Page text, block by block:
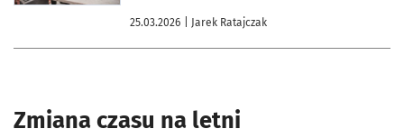
25.03.2026 | Jarek Ratajczak
Zmiana czasu na letni